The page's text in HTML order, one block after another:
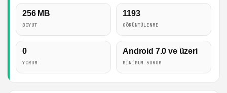
256 MB
BOYUT
1193
GÖRÜNTÜLENME
0
YORUM
Android 7.0 ve üzeri
MINIMUM SÜRÜM